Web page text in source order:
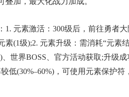
1. 元素激活：300级后，前往勇者
素(1级);2. 元素升级：需消耗“元素
世界BOSS、官方活动获取;升级
低(30%–60%)，可使用元素保护